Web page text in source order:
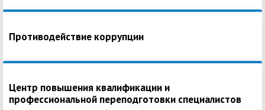
Противодействие коррупции
Центр повышения квалификации и
профессиональной переподготовки специалистов